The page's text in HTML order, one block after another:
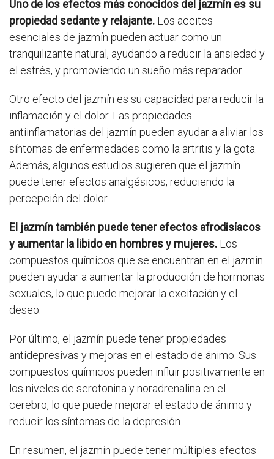
Uno de los efectos más conocidos del jazmín es su
propiedad sedante y relajante. Los aceites
esenciales de jazmín pueden actuar como un
tranquilizante natural, ayudando a reducir la ansiedad y
el estrés, y promoviendo un sueño más reparador.
Otro efecto del jazmín es su capacidad para reducir la
inflamación y el dolor. Las propiedades
antiinflamatorias del jazmín pueden ayudar a aliviar los
síntomas de enfermedades como la artritis y la gota.
Además, algunos estudios sugieren que el jazmín
puede tener efectos analgésicos, reduciendo la
percepción del dolor.
El jazmín también puede tener efectos afrodisíacos
y aumentar la libido en hombres y mujeres. Los
compuestos químicos que se encuentran en el jazmín
pueden ayudar a aumentar la producción de hormonas
sexuales, lo que puede mejorar la excitación y el
deseo.
Por último, el jazmín puede tener propiedades
antidepresivas y mejoras en el estado de ánimo. Sus
compuestos químicos pueden influir positivamente en
los niveles de serotonina y noradrenalina en el
cerebro, lo que puede mejorar el estado de ánimo y
reducir los síntomas de la depresión.
En resumen, el jazmín puede tener múltiples efectos